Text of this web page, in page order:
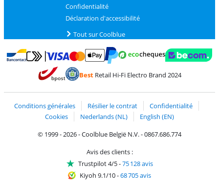
Confidentialité
Déclaration d'accessibilité
Tout sur Coolblue
Payer avec Bancontact
Payer avec MasterCard et Visa via ClickToPay
BestRetail Hi-Fi Electro Brand 2024
Conditions générales Résilier le contrat
Confidentialité
Cookies
Nederlands (NL)
English (EN)
© 1999 - 2026 - Coolblue België N.V. - 0867.686.774
Avis des clients :
Trustpilot 4/5-75 128 avis
Kiyoh 9.1/10-68 705 avis